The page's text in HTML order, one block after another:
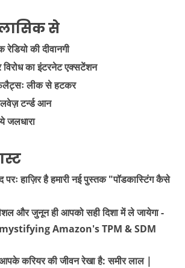
से
की दीवानगी
विरोध का इंटरनेट एक्सटेंशन
लीक से हटकर
टर्न्ड आन
जलधारा
परः हाज़िर है हमारी नई पुस्तक "पॉडकास्टिंग कैसे
और जुनून ही आपको सही दिशा में ले जायेगा -
Amazon's TPM & SDM
करियर की जीवन रेखा है: समीर लाल |